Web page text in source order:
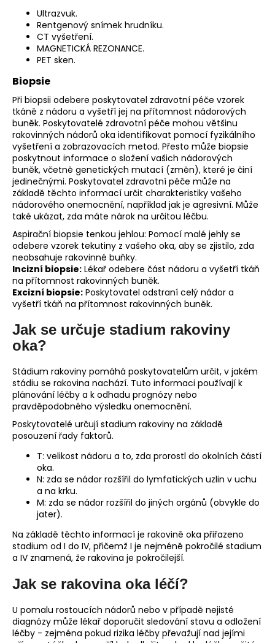
Ultrazvuk.
Rentgenový snímek hrudníku.
CT vyšetření.
MAGNETICKÁ REZONANCE.
PET sken.
Biopsie
Při biopsii odebere poskytovatel zdravotní péče vzorek
tkáně z nádoru a vyšetří jej na přítomnost nádorových
buněk. Poskytovatelé zdravotní péče mohou většinu
rakovinných nádorů oka identifikovat pomocí fyzikálního
vyšetření a zobrazovacích metod. Přesto může biopsie
poskytnout informace o složení vašich nádorových
buněk, včetně genetických mutací (změn), které je činí
jedinečnými. Poskytovatel zdravotní péče může na
základě těchto informací určit charakteristiky vašeho
nádorového onemocnění, například jak je agresivní. Může
také ukázat, zda máte nárok na určitou léčbu.
Aspirační biopsie tenkou jehlou: Pomocí malé jehly se
odebere vzorek tekutiny z vašeho oka, aby se zjistilo, zda
neobsahuje rakovinné buňky.
Incizní biopsie: Lékař odebere část nádoru a vyšetří tkáň
na přítomnost rakovinných buněk.
Excizní biopsie: Poskytovatel odstraní celý nádor a
vyšetří tkáň na přítomnost rakovinných buněk.
Jak se určuje stadium rakoviny
oka?
Stádium rakoviny pomáhá poskytovatelům určit, v jakém
stádiu se rakovina nachází. Tuto informaci používají k
plánování léčby a k odhadu prognózy nebo
pravděpodobného výsledku onemocnění.
Poskytovatelé určují stadium rakoviny na základě
posouzení řady faktorů.
T: velikost nádoru a to, zda prorostl do okolních částí
oka.
N: zda se nádor rozšířil do lymfatických uzlin v uchu
a na krku.
M: zda se nádor rozšířil do jiných orgánů (obvykle do
jater).
Na základě těchto informací je rakovině oka přiřazeno
stadium od I do IV, přičemž I je nejméně pokročilé stadium
a IV znamená, že rakovina je pokročilejší.
Jak se rakovina oka léčí?
U pomalu rostoucích nádorů nebo v případě nejisté
diagnózy může lékař doporučit sledování stavu a odložení
léčby - zejména pokud rizika léčby převažují nad jejími